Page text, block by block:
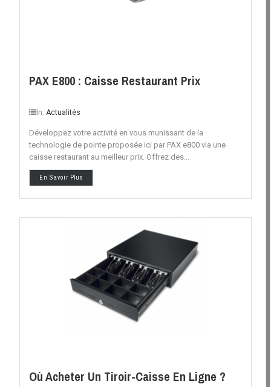
PAX E800 : Caisse Restaurant Prix
In:Actualités
Développez votre activité en vous munissant de la
technologie de pointe proposée ici par PAX e800 via une
caisse restaurant au meilleur prix. Offrez des...
En Savoir Plus
Où Acheter Un Tiroir-Caisse En Ligne ?